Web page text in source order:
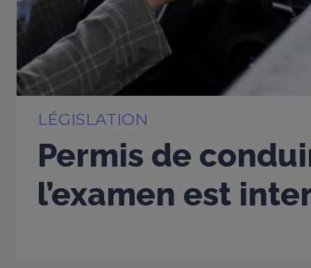
LÉGISLATION
Permis de
l’examen est